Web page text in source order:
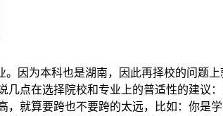
因为本科也是湖南，因此再择校的问题
点在选择院校和专业上的普适性的建议
就算要跨也不要跨的太远，比如：你是